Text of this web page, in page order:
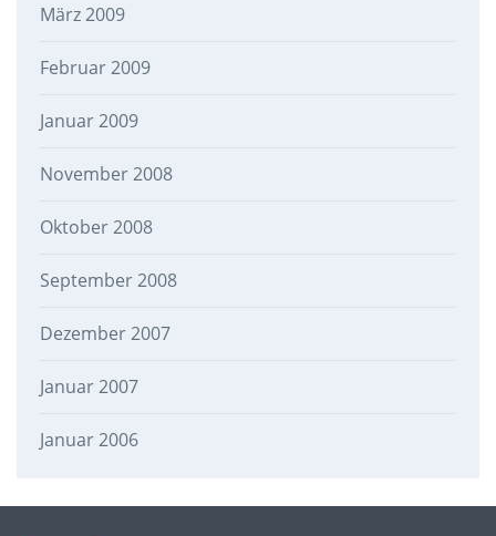
März 2009
Februar 2009
Januar 2009
November 2008
Oktober 2008
September 2008
Dezember 2007
Januar 2007
Januar 2006